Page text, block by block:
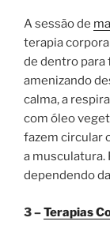
A sessão de
terapia
de dentro para
amenizando
calma, a
com óleo
fazem circular
a musculatura.
dependendo
3 –Terapias